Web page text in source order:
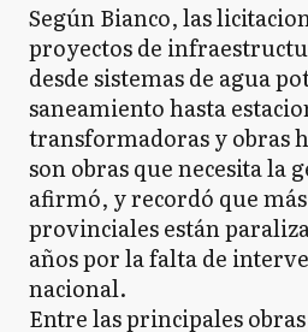
Según Bianco, las
proyectos de
desde sistemas de agua
saneamiento hasta
transformadoras y obras
son obras que necesita la
afirmó, y recordó que
provinciales están
años por la falta de
nacional.
Entre las principales